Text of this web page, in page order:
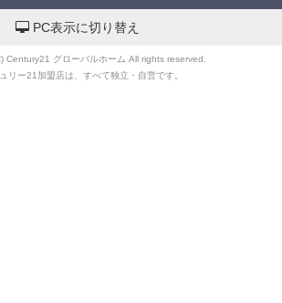
PC表示に切り替え
Century21 グローバルホーム All rights reserved.
リー21加盟店は、すべて独立・自営です。